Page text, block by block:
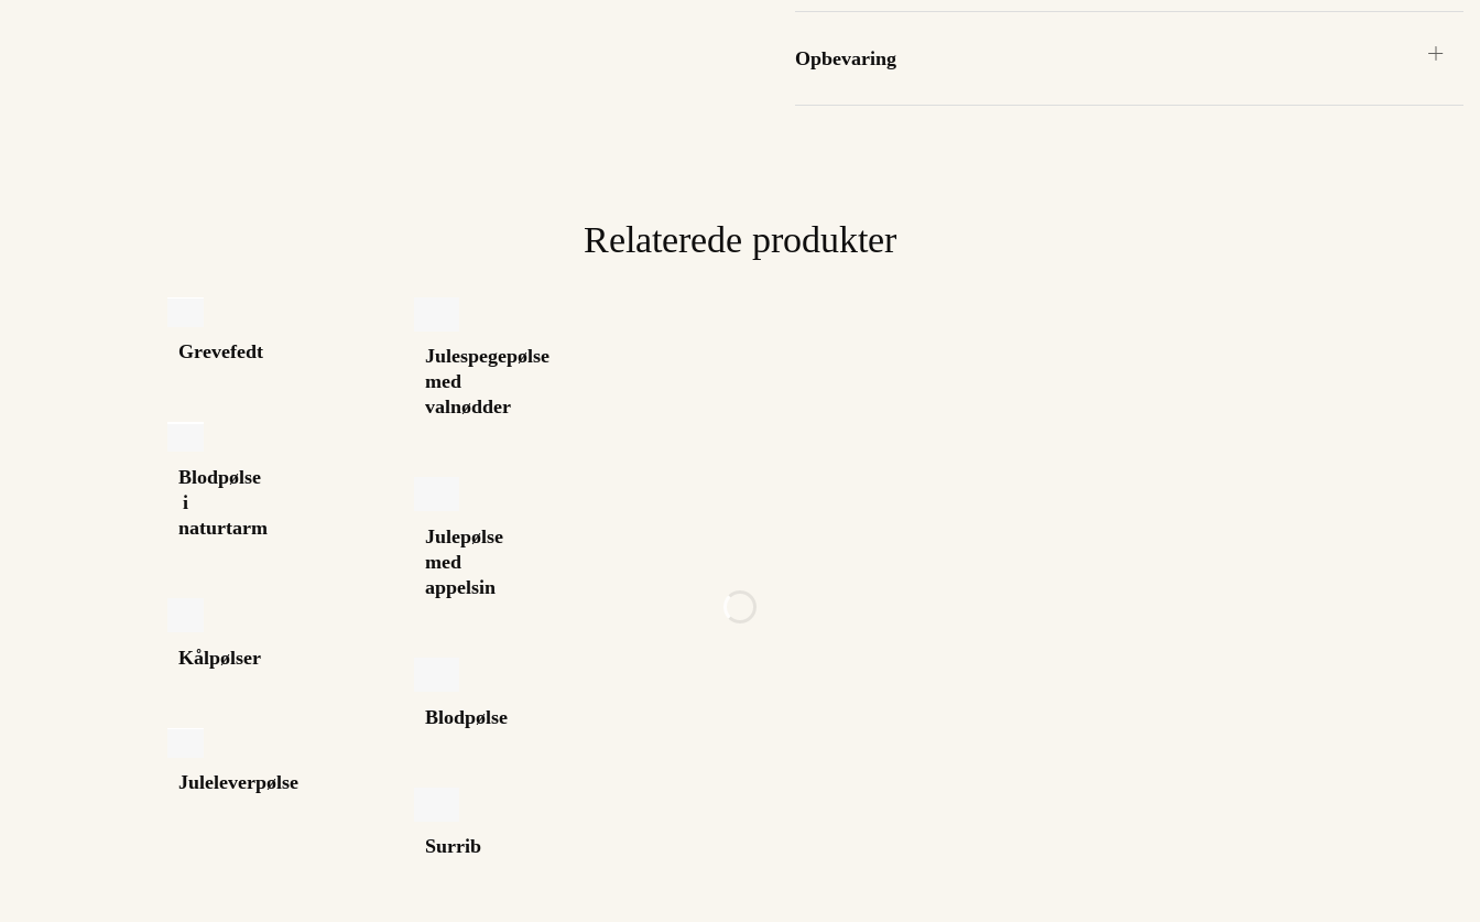
Opbevaring
Relaterede produkter
Grevefedt
Blodpølse
i
naturtarm
Kålpølser
Juleleverpølse
Julespegepølse
med
valnødder
Julepølse
med
appelsin
Blodpølse
Surrib